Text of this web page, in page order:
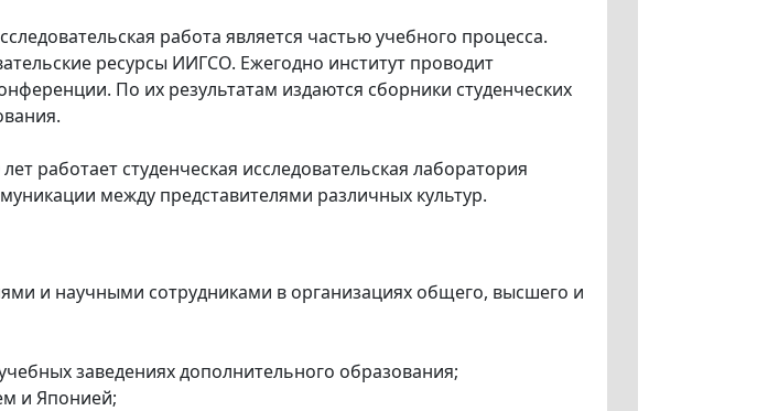
работа является частью учебного процесса.
ресурсы ИИГСО. Ежегодно институт проводит
По их результатам издаются сборники студенческих
работает студенческая исследовательская лаборатория
между представителями различных культур.
и научными сотрудниками в организациях общего, высшего и
заведениях дополнительного образования;
и Японией;